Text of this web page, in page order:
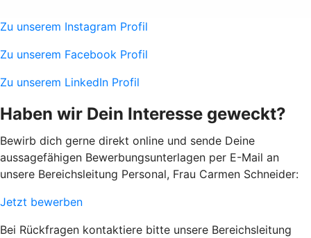
Zu unserem Instagram Profil
Zu unserem Facebook Profil
Zu unserem LinkedIn Profil
Haben wir Dein Interesse geweckt?
Bewirb dich gerne direkt online und sende Deine
aussagefähigen Bewerbungsunterlagen per E-Mail an
unsere Bereichsleitung Personal, Frau Carmen Schneider:
Jetzt bewerben
Bei Rückfragen kontaktiere bitte unsere Bereichsleitung